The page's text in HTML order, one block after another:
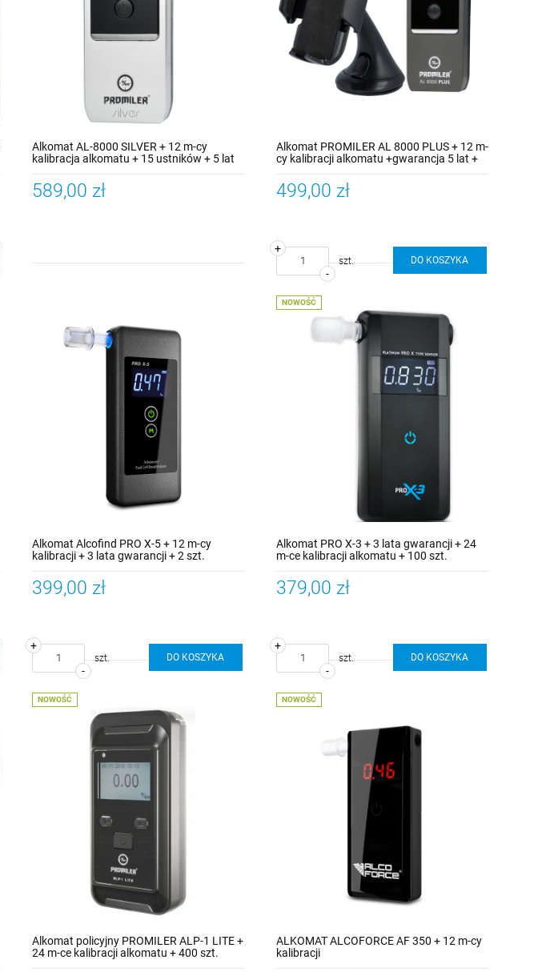
Alkomat AL-8000 SILVER + 12 m-cy
kalibracja alkomatu + 15 ustników + 5 lat
589,00 zł
Alkomat PROMILER AL 8000 PLUS + 12 m-
cy kalibracji alkomatu +gwarancja 5 lat +
499,00 zł
-
+
szt. DO KOSZYKA
Alkomat Alcofind PRO X-5 + 12 m-cy
kalibracji + 3 lata gwarancji + 2 szt.
399,00 zł
-
+
szt. DO KOSZYKA
Alkomat PRO X-3 + 3 lata gwarancji + 24
m-ce kalibracji alkomatu + 100 szt.
379,00 zł
-
+
szt. DO KOSZYKA
NOWOŚĆ
Alkomat policyjny PROMILER ALP-1 LITE +
24 m-ce kalibracji alkomatu + 400 szt.
NOWOŚĆ
ALKOMAT ALCOFORCE AF 350 + 12 m-cy
kalibracji
NOWOŚĆ